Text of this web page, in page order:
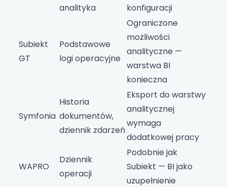
analityka
konfiguracji
Subiekt
GT
Podstawowe
logi operacyjne
Ograniczone
możliwości
analityczne —
warstwa BI
konieczna
Symfonia
Historia
dokumentów,
dziennik zdarzeń
Eksport do warstwy
analitycznej
wymaga
dodatkowej pracy
WAPRO
Dziennik
operacji
Podobnie jak
Subiekt — BI jako
uzupełnienie